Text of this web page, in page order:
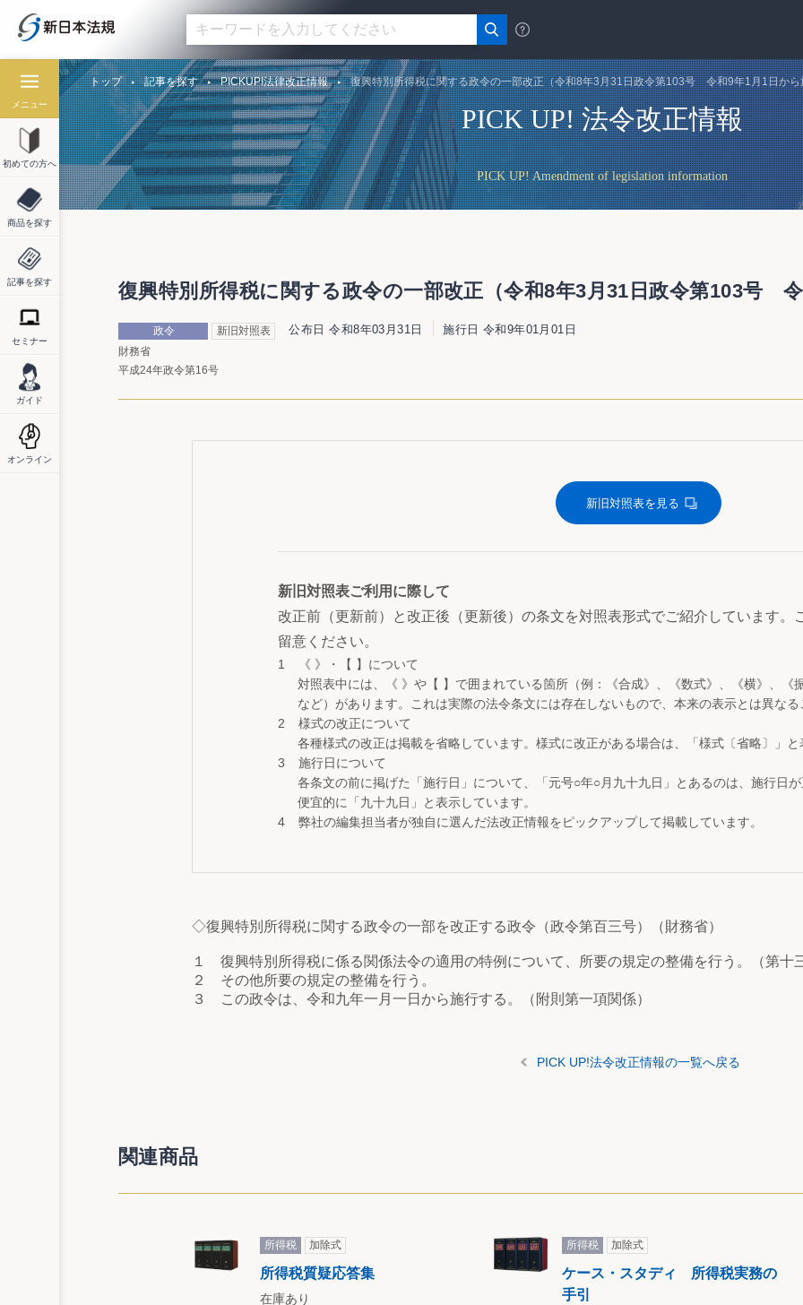
メニュー
初めての方へ
商品を探す
記事を探す
セミナー
ガイド
オンライン
PICK UP! 法令改正情報
PICK UP! Amendment of legislation information
トップ 記事を探す PICKUP!法律改正情報 復興特別所得税に関する政令の一部改正（令和8年3月31日政令第103号 令和9年1月1日から
復興特別所得税に関する政令の一部改正（令和8年3月31日政令第103号 令
政令 新旧対照表 公布日 令和8年03月31日 施行日 令和9年01月01日
財務省
平成24年政令第16号
新旧対照表を見る
新旧対照表ご利用に際して
改正前（更新前）と改正後（更新後）の条文を対照表形式でご紹介しています。
留意ください。
《 》・【 】について
対照表中には、《 》や【 】で囲まれている箇所（例：《合成》、《数式》、《横》、《
など）があります。これは実際の法令条文には存在しないもので、本来の表示とは異なる
様式の改正について
各種様式の改正は掲載を省略しています。様式に改正がある場合は、「様式〔省略〕」と
施行日について
各条文の前に掲げた「施行日」について、「元号○年○月九十九日」とあるのは、施行日が
便宜的に「九十九日」と表示しています。
弊社の編集担当者が独自に選んだ法改正情報をピックアップして掲載しています。
◇復興特別所得税に関する政令の一部を改正する政令（政令第百三号）（財務省）
１ 復興特別所得税に係る関係法令の適用の特例について、所要の規定の整備を行う。（第十
２ その他所要の規定の整備を行う。
３ この政令は、令和九年一月一日から施行する。（附則第一項関係）
PICK UP!法令改正情報の一覧へ戻る
関連商品
所得税 加除式
所得税質疑応答集
在庫あり
所得税 加除式
ケース・スタディ 所得税実務の
手引